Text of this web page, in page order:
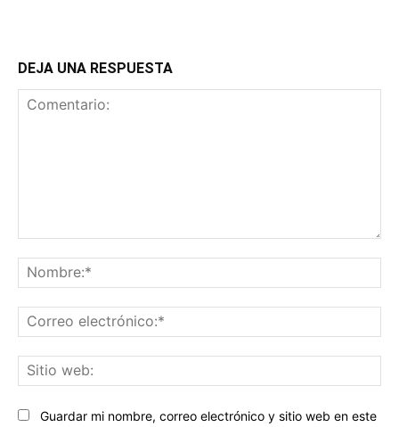
DEJA UNA RESPUESTA
Guardar mi nombre, correo electrónico y sitio web en este